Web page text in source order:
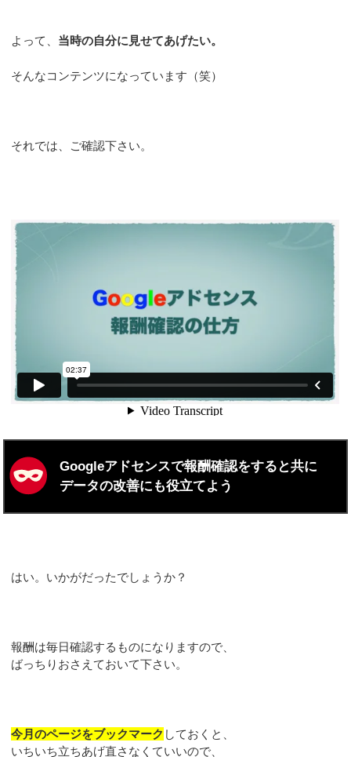
よって、 当時の自分に見せてあげたい。
そんなコンテンツになっています（笑）
それでは、ご確認下さい。
Googleアドセンスで報酬確認をすると共に
データの改善にも役立てよう
はい。いかがだったでしょうか？
報酬は毎日確認するものになりますので、
ばっちりおさえておいて下さい。
今月のページをブックマーク しておくと、
いちいち立ちあげ直さなくていいので、